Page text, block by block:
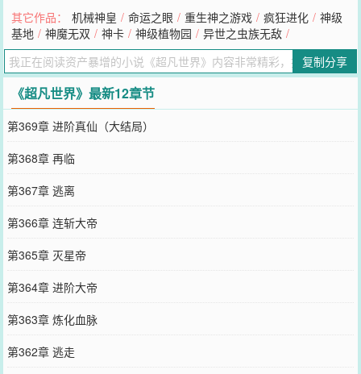
群：300847271。（ps:已经完本《异世之虫族无敌》《神卡》《神魔
系统》《神魔无双》《机械神皇》）
您要是觉得《超凡世界》还不错的话请不要忘记向您QQ群和微博微信
里的朋友推荐哦！
其它作品： 机械神皇 / 命运之眼 / 重生神之游戏 / 疯狂进化 / 神级
基地 / 神魔无双 / 神卡 / 神级植物园 / 异世之虫族无敌 /
复制分享
《超凡世界》最新12章节
第369章 进阶真仙（大结局）
第368章 再临
第367章 逃离
第366章 连斩大帝
第365章 灭星帝
第364章 进阶大帝
第363章 炼化血脉
第362章 逃走